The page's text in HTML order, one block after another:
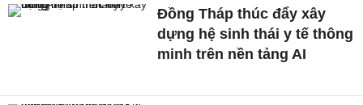
Đồng Tháp thúc đẩy xây
dựng hệ sinh thái y tế thông
minh trên nền tảng AI